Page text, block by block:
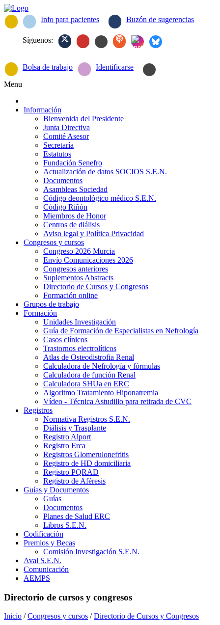
Info para pacientes Buzón de sugerencias
Síguenos:
Bolsa de trabajo Identificarse
Menu
Información
Bienvenida del Presidente
Junta Directiva
Comité Asesor
Secretaría
Estatutos
Fundación Senefro
Actualización de datos SOCIOS S.E.N.
Documentos
Asambleas Sociedad
Código deontológico médico S.E.N.
Código Riñón
Miembros de Honor
Centros de diálisis
Aviso legal y Política Privacidad
Congresos y cursos
Congreso 2026 Murcia
Envío Comunicaciones 2026
Congresos anteriores
Suplementos Abstracts
Directorio de Cursos y Congresos
Formación online
Grupos de trabajo
Formación
Unidades Investigación
Guía de Formación de Especialistas en Nefrología
Casos clínicos
Trastornos electrolíticos
Atlas de Osteodistrofia Renal
Calculadora de Nefrología y fórmulas
Calculadora de función Renal
Calculadora SHUa en ERC
Algoritmo Tratamiento Hiponatremia
Vídeo - Técnica Astudillo para retirada de CVC
Registros
Normativa Registros S.E.N.
Diálisis y Trasplante
Registro Alport
Registro Erca
Registros Glomerulonefritis
Registro de HD domiciliaria
Registro PQRAD
Registro de Aféresis
Guías y Documentos
Guías
Documentos
Planes de Salud ERC
Libros S.E.N.
Codificación
Premios y Becas
Comisión Investigación S.E.N.
Aval S.E.N.
Comunicación
AEMPS
Directorio de cursos y congresos
Inicio /Congresos y cursos /Directorio de Cursos y Congresos